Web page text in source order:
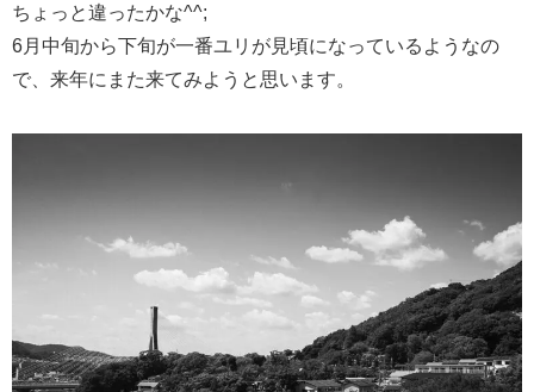
ちょっと違ったかな^^;
6月中旬から下旬が一番ユリが見頃になっているようなの
で、来年にまた来てみようと思います。